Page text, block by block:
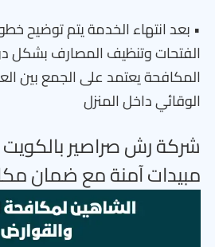
• بعد انتهاء الخدمة يتم توضيح
الفتحات وتنظيف المصارف بشكل
المكافحة يعتمد على الجمع بين
الوقائي داخل المنزل
شركة رش صراصير بالكويت
مبيدات آمنة مع ضمان